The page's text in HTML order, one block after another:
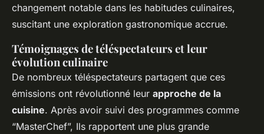
changement notable dans les habitudes culinaires,
suscitant une exploration gastronomique accrue.
Témoignages de téléspectateurs et leur
évolution culinaire
De nombreux téléspectateurs partagent que ces
émissions ont révolutionné leur approche de la
cuisine. Après avoir suivi des programmes comme
“MasterChef”, Ils rapportent une plus grande